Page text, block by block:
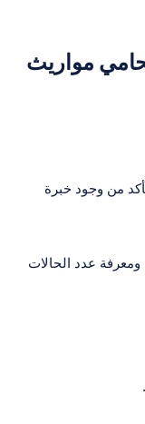
مواريث
من وجود خبرة
عدد الحالات